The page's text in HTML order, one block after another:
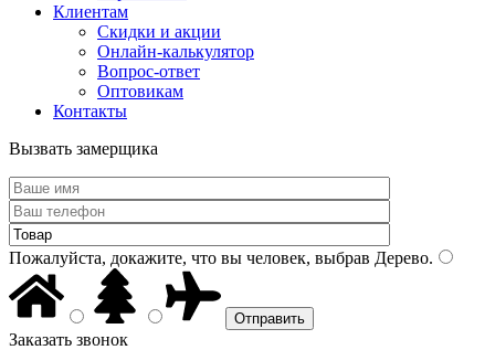
Клиентам
Скидки и акции
Онлайн-калькулятор
Вопрос-ответ
Оптовикам
Контакты
Вызвать замерщика
Пожалуйста, докажите, что вы человек, выбрав Дерево.
Заказать звонок